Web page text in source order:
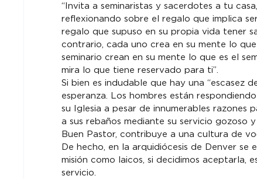
“Invita a seminaristas y sacerdotes a tu
reflexionando sobre el regalo que implica
regalo que supuso en su propia vida tener
contrario, cada uno crea en su mente lo
seminario crean en su mente lo que es el
mira lo que tiene reservado para ti”.
Si bien es indudable que hay una “escasez
esperanza. Los hombres están
su Iglesia a pesar de innumerables
a sus rebaños mediante su servicio gozoso
Buen Pastor, contribuye a una cultura de
De hecho, en la arquidiócesis de Denver
misión como laicos, si decidimos aceptarla,
servicio.